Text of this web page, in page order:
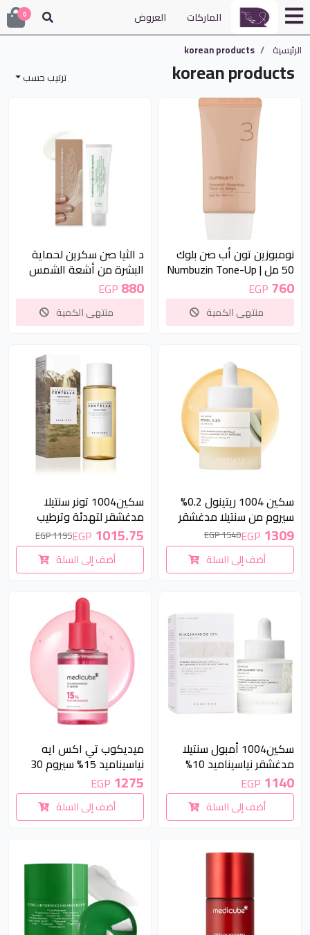
الماركات العروض 0
الرئيسية korean products
korean products ترتيب حسب
نومبوزين تون أب صن بلوك
50 مل | Numbuzin Tone-Up
Sun Block 50ml
760
EGP
منتهى الكمية
د الثيا صن سكرين لحماية
البشرة من أشعة الشمس
50مل | Dr. Althea
Sunscreen 50ml
880
EGP
منتهى الكمية
سكين 1004 ريتينول 0.2%
سيروم من سنتيلا مدغشقر
30مل | SKIN1004
Madagascar Centella
Retinol 0.2 Boosting Shot
Ampoule 30ml
1309
EGP
1540 EGP
أضف إلى السلة
سكين1004 تونر سنتيلا
مدغشقر لتهدئة وترطيب
البشرة 210 مل | SKIN1004
Madagascar Centella
Toning Toner - 210ml
1015.75
EGP
1195 EGP
أضف إلى السلة
سكين1004 أمبول سنتيلا
مدغشقر نياسيناميد 10%
| SKIN1004 Madagascar
Centella Niacinamide 10%
Boosting Shot Ampoule
1140
EGP
أضف إلى السلة
ميديكوب تي اكس ايه
نياسيناميد 15% سيروم 30
مل | Medicube TXA
Niacinamide 15% Serum
1275
EGP
أضف إلى السلة